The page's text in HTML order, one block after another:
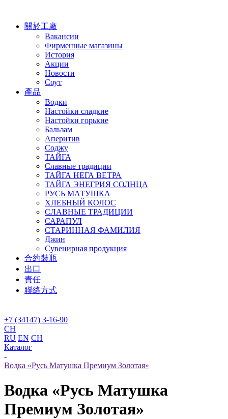
關於工廠
Вакансии
Фирменные магазины
История
Акции
Новости
Соут
產品
Водки
Настойки сладкие
Настойки горькие
Бальзам
Аперитив
Соджу
ТАЙГА
Славные традиции
ТАЙГА НЕГА ВЕТРА
ТАЙГА ЭНЕГРИЯ СОЛНЦА
РУСЬ МАТУШКА
ХЛЕБНЫЙ КОЛОС
СЛАВНЫЕ ТРАДИЦИИ
САРАПУЛ
СТАРИННАЯ ФАМИЛИЯ
Джин
Сувенирная продукция
合約裝瓶
出口
責任
聯絡方式
+7 (34147) 3-16-90
CH
RU EN CH
Каталог
-
Водка «Русь Матушка Премиум Золотая»
Водка «Русь Матушка
Премиум Золотая»